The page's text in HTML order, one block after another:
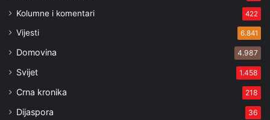
Kolumne i komentari 422
Vijesti 6.841
Domovina 4.987
Svijet 1.458
Crna kronika 218
Dijaspora 36